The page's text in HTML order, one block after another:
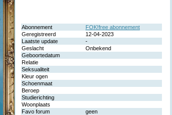
Abonnement
FOK!free abonnement
Geregistreerd
12-04-2023
Laatste update
-
Geslacht
Onbekend
Geboortedatum
Relatie
Seksualiteit
Kleur ogen
Schoenmaat
Beroep
Studierichting
Woonplaats
Favo forum
geen